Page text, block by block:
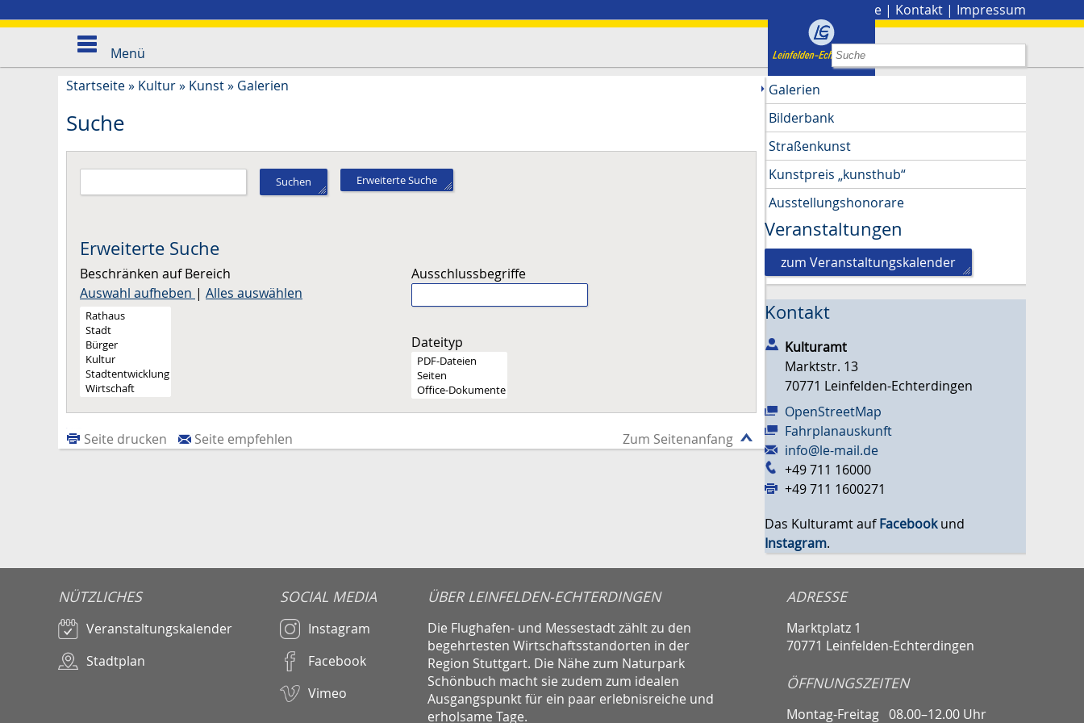
Presse | Kontakt | Impressum
Menü
Startseite» Kultur» Kunst» Galerien
Suche
Suchen Erweiterte Suche
Erweiterte Suche
Beschränken auf Bereich
Auswahl aufheben | Alles auswählen
Ausschlussbegriffe
Dateityp
Zum Seitenanfang
Seite drucken Seite empfehlen
Galerien
Bilderbank
Straßenkunst
Kunstpreis „kunsthub“
Ausstellungshonorare
Veranstaltungen
zum Veranstaltungskalender
Kontakt
Kulturamt
Marktstr. 13
70771 Leinfelden-Echterdingen
OpenStreetMap
Fahrplanauskunft
info@le-mail.de
+49 711 16000
+49 711 1600271
Das Kulturamt aufFacebookund
Instagram.
NÜTZLICHES
Veranstaltungskalender
Stadtplan
SOCIAL MEDIA
Instagram
Facebook
Vimeo
ÜBER LEINFELDEN-ECHTERDINGEN
Die Flughafen- und Messestadt zählt zu den
begehrtesten Wirtschaftsstandorten in der
Region Stuttgart. Die Nähe zum Naturpark
Schönbuch macht sie zudem zum idealen
Ausgangspunkt für ein paar erlebnisreiche und
erholsame Tage.
ADRESSE
Marktplatz 1
70771 Leinfelden-Echterdingen
ÖFFNUNGSZEITEN
Montag-Freitag 08.00–12.00 Uhr